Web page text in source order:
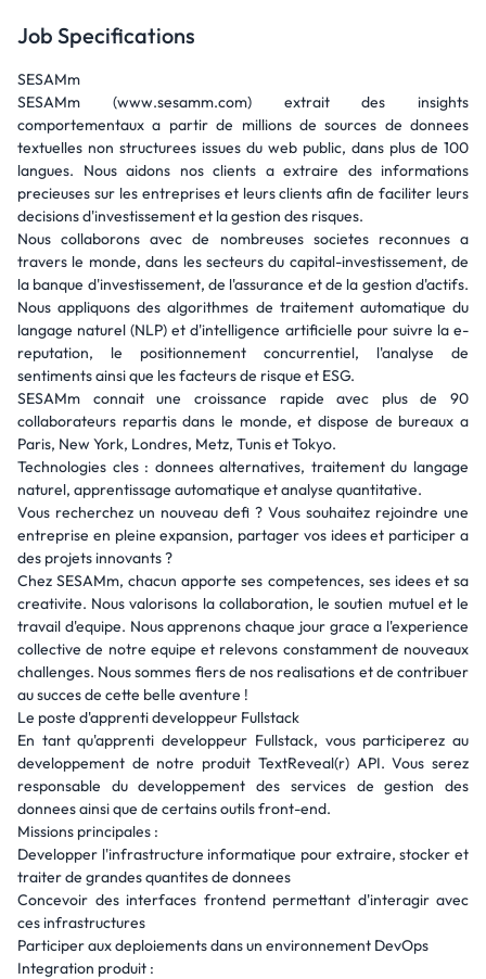
Job Specifications
SESAMm
SESAMm (www.sesamm.com) extrait des insights
comportementaux a partir de millions de sources de donnees
textuelles non structurees issues du web public, dans plus de 100
langues. Nous aidons nos clients a extraire des informations
precieuses sur les entreprises et leurs clients afin de faciliter leurs
decisions d'investissement et la gestion des risques.
Nous collaborons avec de nombreuses societes reconnues a
travers le monde, dans les secteurs du capital-investissement, de
la banque d'investissement, de l'assurance et de la gestion d'actifs.
Nous appliquons des algorithmes de traitement automatique du
langage naturel (NLP) et d'intelligence artificielle pour suivre la e-
reputation, le positionnement concurrentiel, l'analyse de
sentiments ainsi que les facteurs de risque et ESG.
SESAMm connait une croissance rapide avec plus de 90
collaborateurs repartis dans le monde, et dispose de bureaux a
Paris, New York, Londres, Metz, Tunis et Tokyo.
Technologies cles : donnees alternatives, traitement du langage
naturel, apprentissage automatique et analyse quantitative.
Vous recherchez un nouveau defi ? Vous souhaitez rejoindre une
entreprise en pleine expansion, partager vos idees et participer a
des projets innovants ?
Chez SESAMm, chacun apporte ses competences, ses idees et sa
creativite. Nous valorisons la collaboration, le soutien mutuel et le
travail d'equipe. Nous apprenons chaque jour grace a l'experience
collective de notre equipe et relevons constamment de nouveaux
challenges. Nous sommes fiers de nos realisations et de contribuer
au succes de cette belle aventure !
Le poste d'apprenti developpeur Fullstack
En tant qu'apprenti developpeur Fullstack, vous participerez au
developpement de notre produit TextReveal(r) API. Vous serez
responsable du developpement des services de gestion des
donnees ainsi que de certains outils front-end.
Missions principales :
Developper l'infrastructure informatique pour extraire, stocker et
traiter de grandes quantites de donnees
Concevoir des interfaces frontend permettant d'interagir avec
ces infrastructures
Participer aux deploiements dans un environnement DevOps
Integration produit :